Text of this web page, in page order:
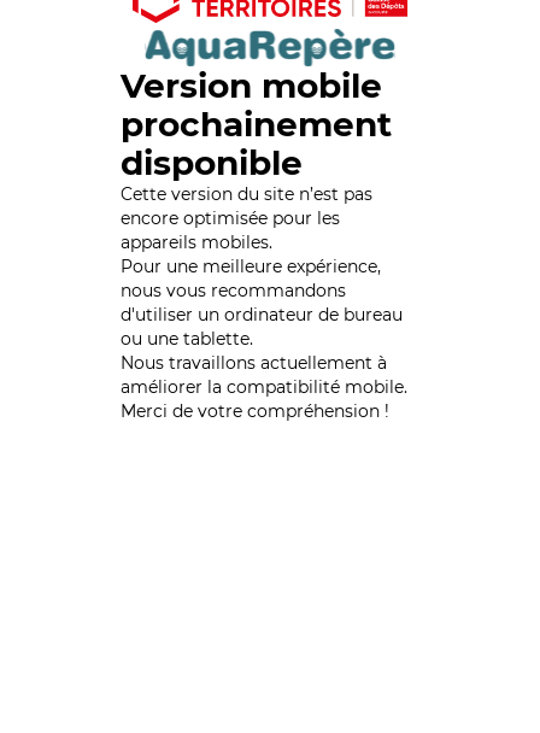
Version mobile
prochainement
disponible
Cette version du site n’est pas
encore optimisée pour les
appareils mobiles.
Pour une meilleure expérience,
nous vous recommandons
d'utiliser un ordinateur de bureau
ou une tablette.
Nous travaillons actuellement à
améliorer la compatibilité mobile.
Merci de votre compréhension !